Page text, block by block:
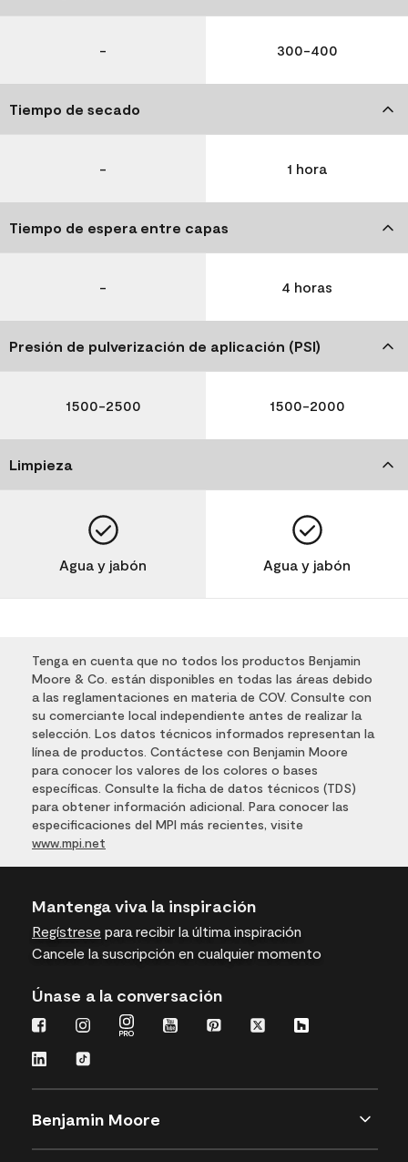
- 300-400
Tiempo de secado
- 1 hora
Tiempo de espera entre capas
- 4 horas
Presión de pulverización de aplicación (PSI)
1500-2500 1500-2000
Limpieza
Agua y jabón Agua y jabón
Tenga en cuenta que no todos los productos Benjamin
Moore & Co. están disponibles en todas las áreas debido
a las reglamentaciones en materia de COV. Consulte con
su comerciante local independiente antes de realizar la
selección. Los datos técnicos informados representan la
línea de productos. Contáctese con Benjamin Moore
para conocer los valores de los colores o bases
específicas. Consulte la ficha de datos técnicos (TDS)
para obtener información adicional. Para conocer las
especificaciones del MPI más recientes, visite
www.mpi.net
Mantenga viva la inspiración
Regístrese para recibir la última inspiración
Cancele la suscripción en cualquier momento
Únase a la conversación
Benjamin Moore